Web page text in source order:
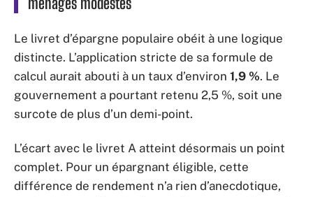
Le livret d’épargne populaire obéit à une logique
distincte. L’application stricte de sa formule de
calcul aurait abouti à un taux d’environ 1,9 %. Le
gouvernement a pourtant retenu 2,5 %, soit une
surcote de plus d’un demi-point.
L’écart avec le livret A atteint désormais un point
complet. Pour un épargnant éligible, cette
différence de rendement n’a rien d’anecdotique,